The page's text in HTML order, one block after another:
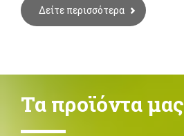
Δείτε περισσότερα
Τα προϊόντα μας